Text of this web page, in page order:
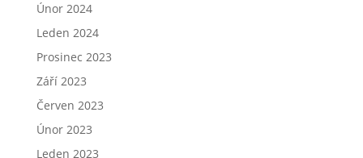
Únor 2024
Leden 2024
Prosinec 2023
Září 2023
Červen 2023
Únor 2023
Leden 2023